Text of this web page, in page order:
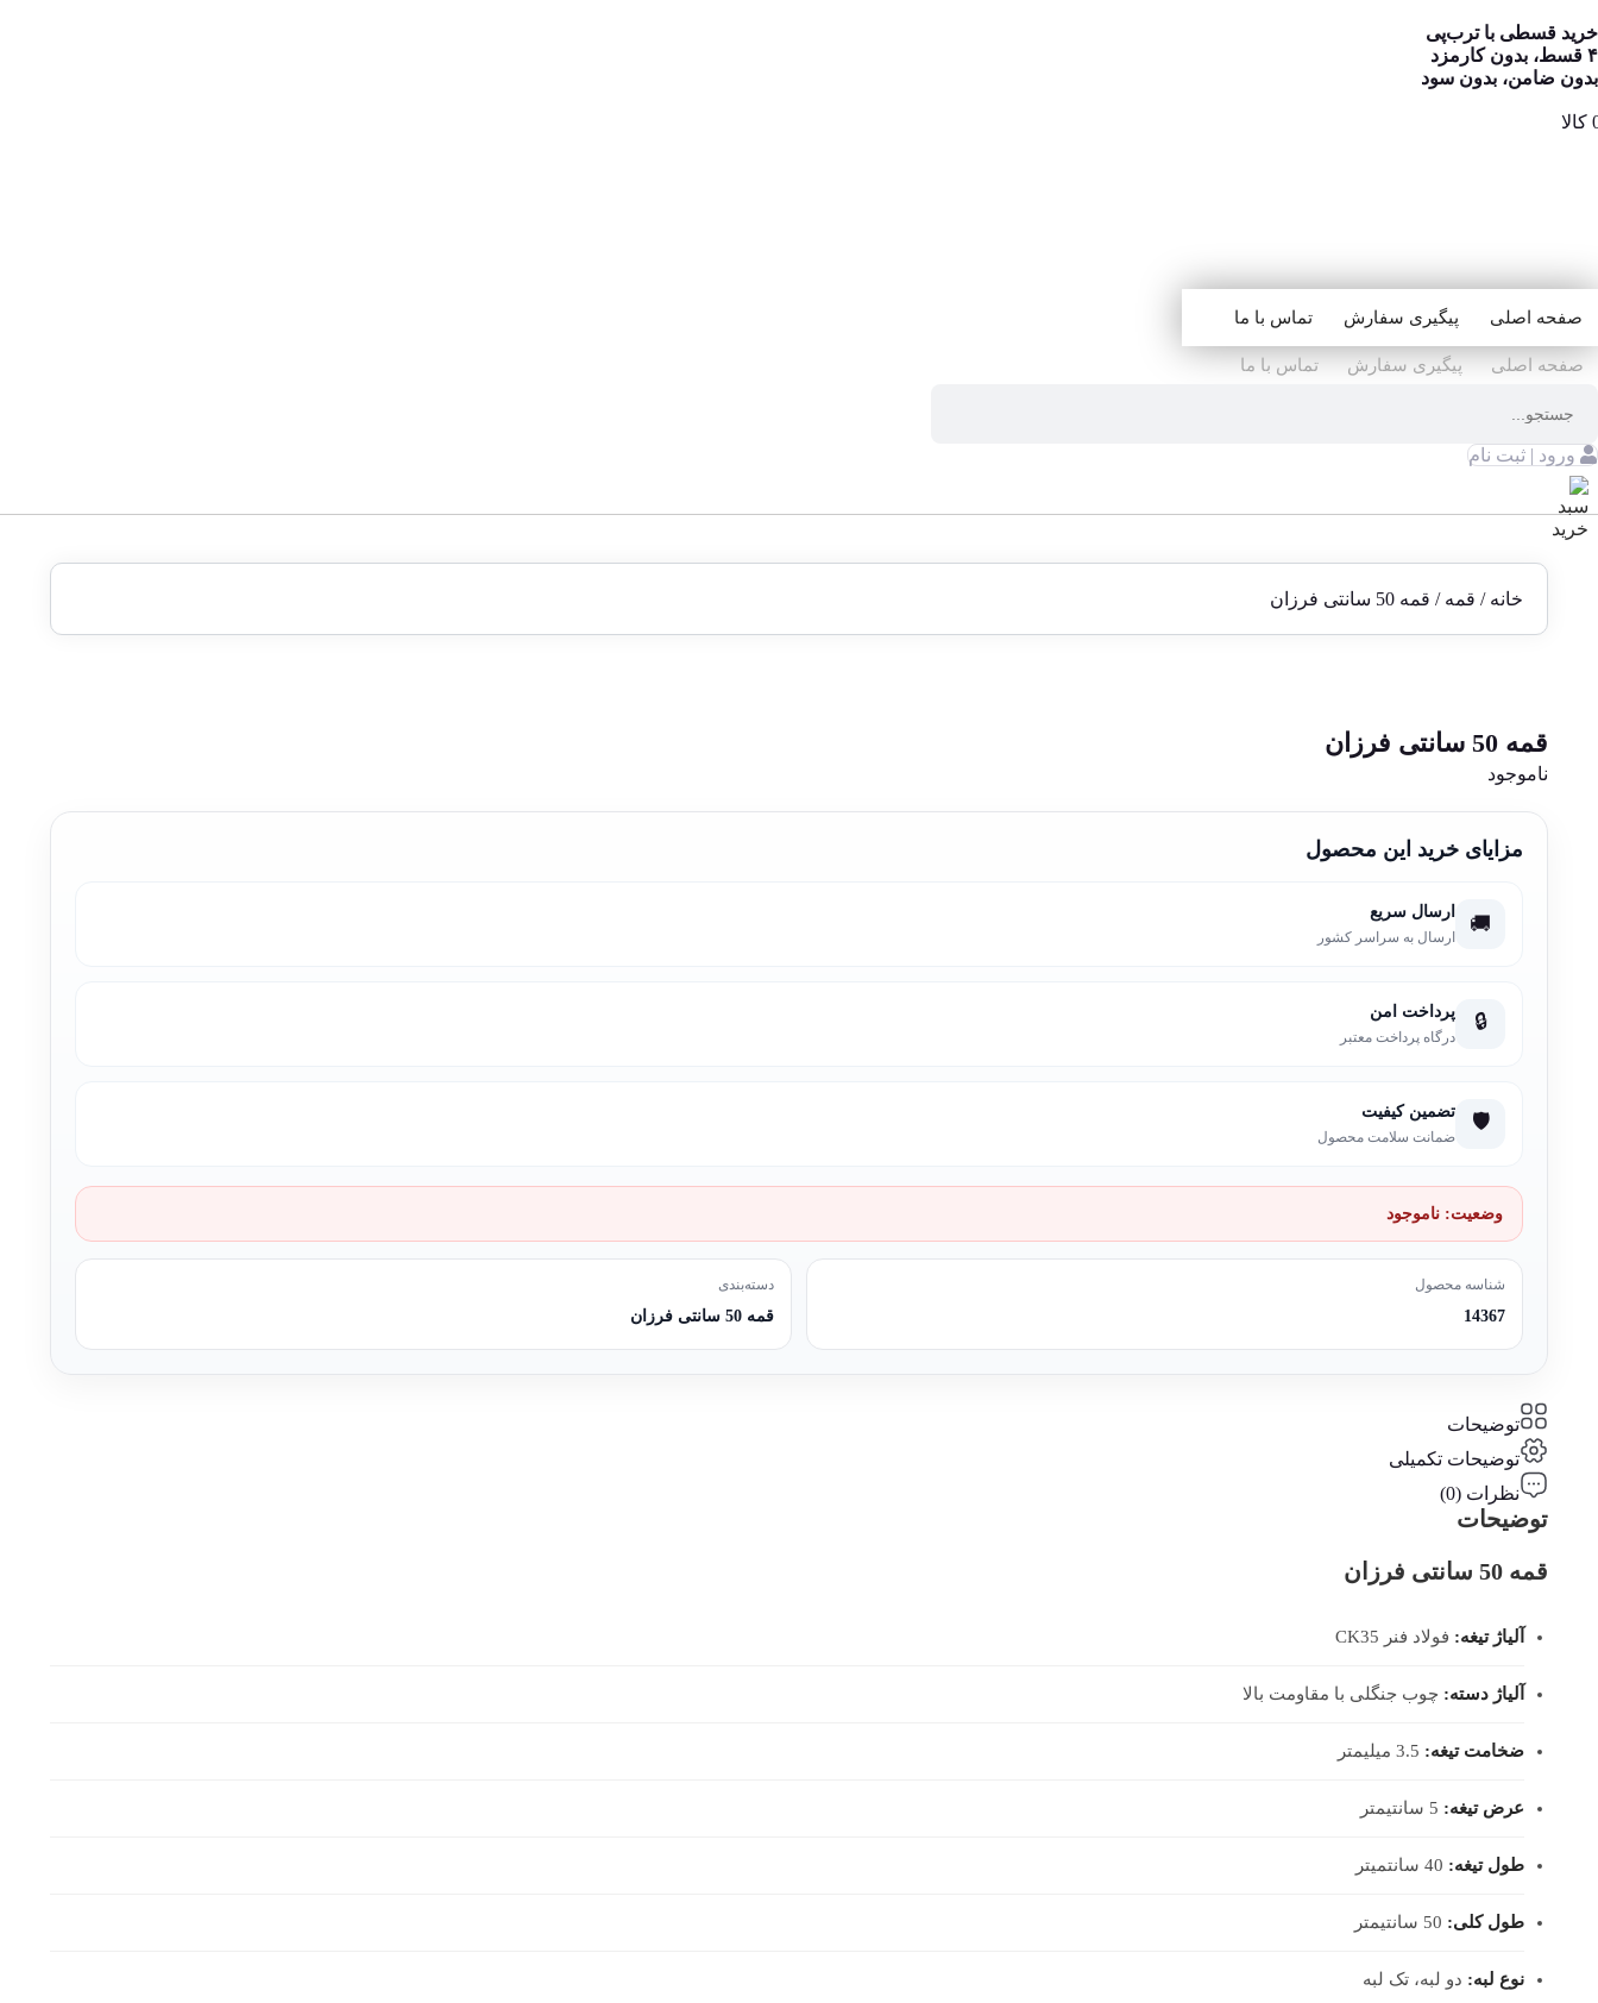
خرید قسطی با ترب‌پی
۴ قسط، بدون کارمزد
بدون ضامن، بدون سود
صفحه اصلی پیگیری سفارش تماس با ما
صفحه اصلی پیگیری سفارش تماس با ما
ورود | ثبت نام
خانه / قمه / قمه 50 سانتی فرزان
قمه 50 سانتی فرزان
ناموجود
مزایای خرید این محصول
🚚 ارسال سریع
ارسال به سراسر کشور
🔒 پرداخت امن
درگاه پرداخت معتبر
🛡️ تضمین کیفیت
ضمانت سلامت محصول
وضعیت: ناموجود
شناسه محصول
14367
دسته‌بندی
قمه 50 سانتی فرزان
توضیحات
توضیحات تکمیلی
نظرات (0)
توضیحات
قمه 50 سانتی فرزان
آلیاژ تیغه: فولاد فنر CK35
آلیاژ دسته: چوب جنگلی با مقاومت بالا
ضخامت تیغه:
عرض تیغه:
طول تیغه:
طول کلی:
نوع لبه: دو لبه، تک لبه